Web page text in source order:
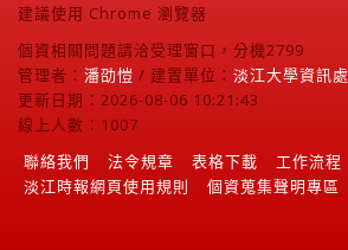
建議使用 Chrome 瀏覽器
個資相關問題請洽受理窗口，分機2799
管理者： 潘劭愷 / 建置單位： 淡江大學資訊處
更新日期：2026-08-06 10:21:43
線上人數：1007
聯絡我們
法令規章 表格下載
工作流程
淡江時報網頁使用規則
個資蒐集聲明專區